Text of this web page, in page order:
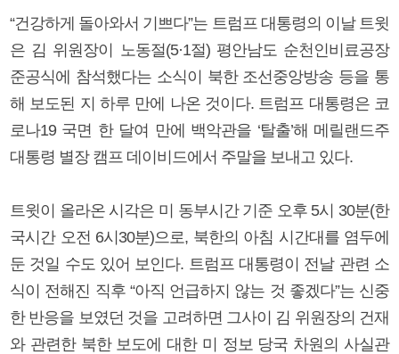
“건강하게 돌아와서 기쁘다”는 트럼프 대통령의 이날 트윗
은 김 위원장이 노동절(5·1절) 평안남도 순천인비료공장
준공식에 참석했다는 소식이 북한 조선중앙방송 등을 통
해 보도된 지 하루 만에 나온 것이다. 트럼프 대통령은 코
로나19 국면 한 달여 만에 백악관을 ‘탈출’해 메릴랜드주
대통령 별장 캠프 데이비드에서 주말을 보내고 있다.
트윗이 올라온 시각은 미 동부시간 기준 오후 5시 30분(한
국시간 오전 6시30분)으로, 북한의 아침 시간대를 염두에
둔 것일 수도 있어 보인다. 트럼프 대통령이 전날 관련 소
식이 전해진 직후 “아직 언급하지 않는 것 좋겠다”는 신중
한 반응을 보였던 것을 고려하면 그사이 김 위원장의 건재
와 관련한 북한 보도에 대한 미 정보 당국 차원의 사실관